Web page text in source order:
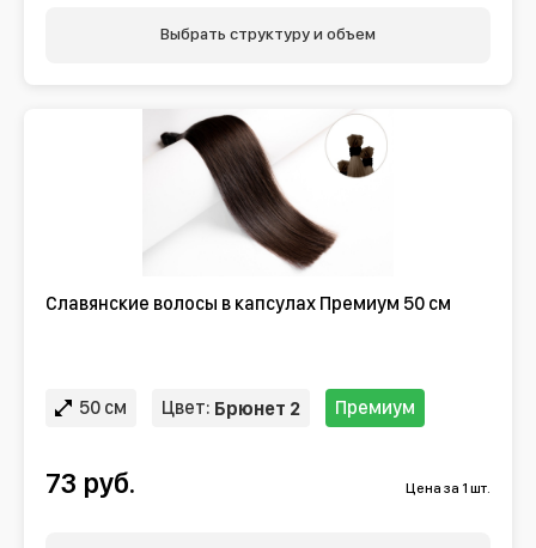
Выбрать структуру и объем
Славянские волосы в капсулах Премиум 50 см
50 см Цвет: Брюнет 2 Премиум
73 руб. Цена за 1 шт.